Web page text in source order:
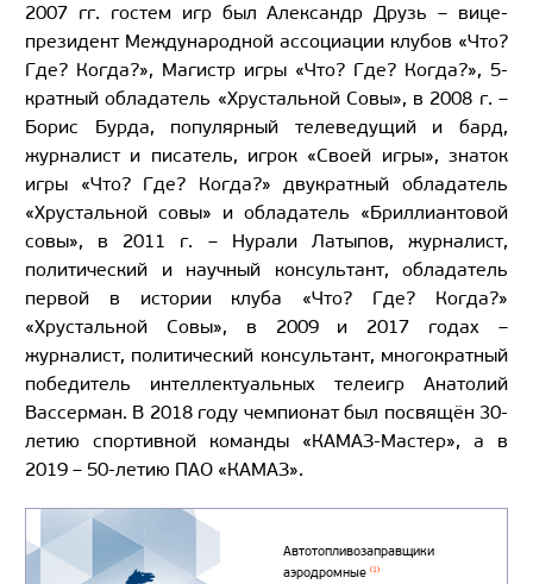
2007 гг. гостем игр был Александр Друзь – вице-
президент Международной ассоциации клубов «Что?
Где? Когда?», Магистр игры «Что? Где? Когда?», 5-
кратный обладатель «Хрустальной Совы», в 2008 г. –
Борис Бурда, популярный телеведущий и бард,
журналист и писатель, игрок «Своей игры», знаток
игры «Что? Где? Когда?» двукратный обладатель
«Хрустальной совы» и обладатель «Бриллиантовой
совы», в 2011 г. – Нурали Латыпов, журналист,
политический и научный консультант, обладатель
первой в истории клуба «Что? Где? Когда?»
«Хрустальной Совы», в 2009 и 2017 годах –
журналист, политический консультант, многократный
победитель интеллектуальных телеигр Анатолий
Вассерман. В 2018 году чемпионат был посвящён 30-
летию спортивной команды «КАМАЗ-Мастер», а в
2019 – 50-летию ПАО «КАМАЗ».